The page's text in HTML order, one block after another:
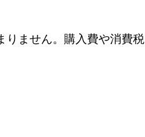
りません。購入費や消費税